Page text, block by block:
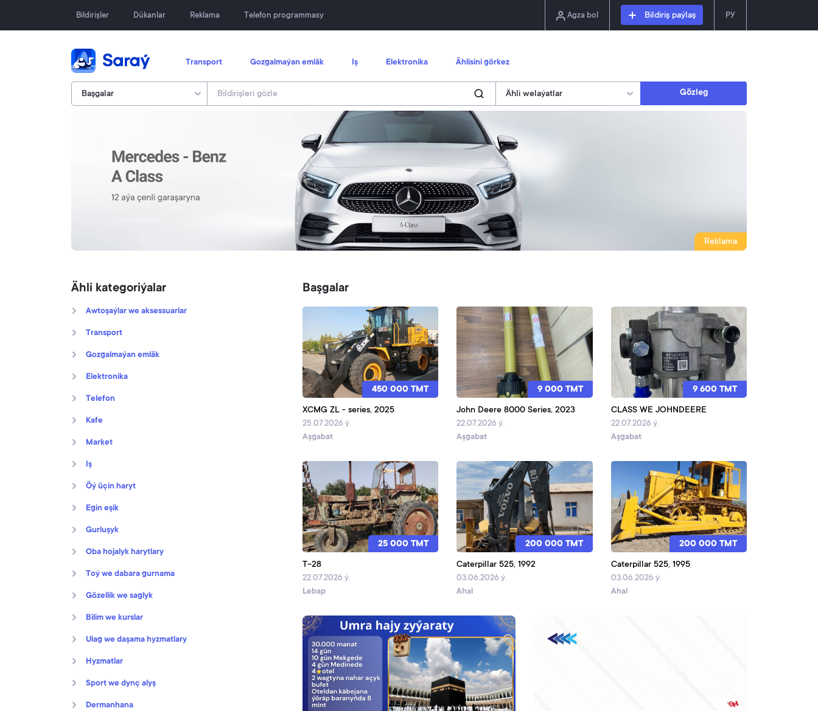
Bildirişler Dükanlar Reklama Telefon programmasy Agza bol Bildiriş paýlaş РУ
Transport Gozgalmaýan emläk Iş Elektronika Ählisini görkez
Gözleg
Reklama
Ähli kategoriýalar
Awtoşaýlar we aksessuarlar
Transport
Gozgalmaýan emläk
Elektronika
Telefon
Kafe
Market
Iş
Öý üçin haryt
Egin eşik
Gurluşyk
Oba hojalyk harytlary
Toý we dabara gurnama
Gözellik we saglyk
Bilim we kurslar
Ulag we daşama hyzmatlary
Hyzmatlar
Sport we dynç alyş
Dermanhana
Başgalar
450 000 TMT
XCMG ZL - series, 2025
25.07.2026 ý.
Aşgabat
9 000 TMT
John Deere 8000 Series, 2023
22.07.2026 ý.
Aşgabat
9 600 TMT
CLASS WE JOHNDEERE
22.07.2026 ý.
Aşgabat
25 000 TMT
T-28
22.07.2026 ý.
Lebap
200 000 TMT
Caterpillar 525, 1992
03.06.2026 ý.
Ahal
200 000 TMT
Caterpillar 525, 1995
03.06.2026 ý.
Ahal